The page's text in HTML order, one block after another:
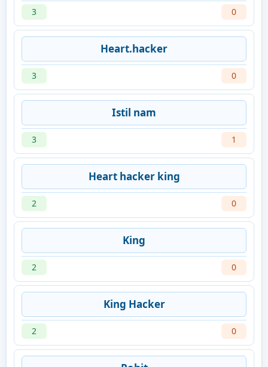
3 0
Heart.hacker
3 0
Istil nam
3 1
Heart hacker king
2 0
King
2 0
King Hacker
2 0